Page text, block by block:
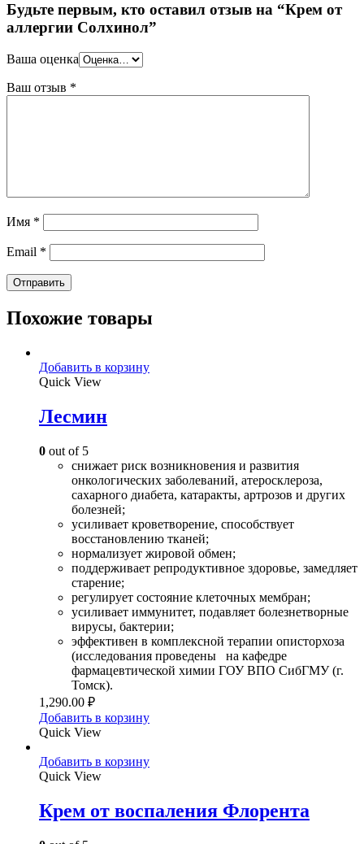
Будьте первым, кто оставил отзыв на “Крем от
аллергии Солхинол”
Ваша оценка
Ваш отзыв *
Имя *
Email *
Похожие товары
Добавить в корзину
Quick View
Лесмин
0 out of 5
снижает риск возникновения и развития
онкологических заболеваний, атеросклероза,
сахарного диабета, катаракты, артрозов и других
болезней;
усиливает кроветворение, способствует
восстановлению тканей;
нормализует жировой обмен;
поддерживает репродуктивное здоровье, замедляет
старение;
регулирует состояние клеточных мембран;
усиливает иммунитет, подавляет болезнетворные
вирусы, бактерии;
эффективен в комплексной терапии описторхоза
(исследования проведены на кафедре
фармацевтической химии ГОУ ВПО СибГМУ (г.
Томск).
1,290.00 ₽
Добавить в корзину
Quick View
Добавить в корзину
Quick View
Крем от воспаления Флорента